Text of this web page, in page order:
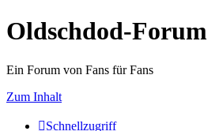
Oldschdod-Forum
Ein Forum von Fans für Fans
Zum Inhalt
Schnellzugriff